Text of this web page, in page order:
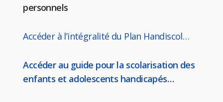
personnels
Accéder à l’intégralité du Plan Handiscol…
Accéder au guide pour la scolarisation des
enfants et adolescents handicapés…